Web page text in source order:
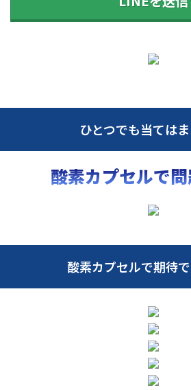
ひとつでも当ては
酸素カプセルで問
酸素カプセルで期待